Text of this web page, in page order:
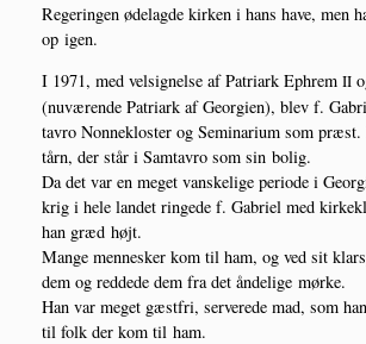
Rege­rin­gen øde­lag­de kir­ken i hans have, men
op igen.
I 1971, med vel­sig­nel­se af Patri­ark Ephrem II
(nuvæ­ren­de Patri­ark af Geor­gi­en), blev f.
tavro Non­ne­klo­ster og Semi­na­ri­um som
tårn, der står i Sam­tavro som sin bolig.
Da det var en meget van­ske­li­ge peri­o­de i
krig i hele lan­det rin­ge­de f. Gabri­el med
han græd højt.
Man­ge men­ne­sker kom til ham, og ved sit
dem og red­de­de dem fra det ånde­li­ge mørke.
Han var meget gæst­fri, ser­ve­re­de mad, som
til folk der kom til ham.